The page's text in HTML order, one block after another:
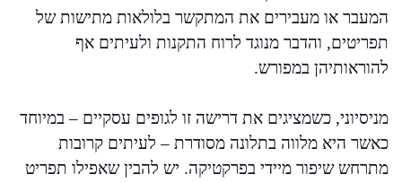
המעבר או מעבירים את המתקשר בלולאות מתישות של
תפריטים, והדבר מנוגד לרוח התקנות ולעיתים אף
להוראותיהן במפורש.
מניסיוני, כשמציגים את דרישה זו לגופים עסקיים – במיוחד
כאשר היא מלווה בתלונה מסודרת – לעיתים קרובות
מתרחש שיפור מיידי בפרקטיקה. יש להבין שאפילו תפריט